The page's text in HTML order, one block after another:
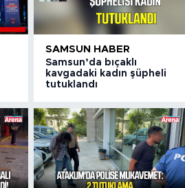
SAMSUN HABER
Samsun’da bıçaklı
kavgadaki kadın şüpheli
tutuklandı